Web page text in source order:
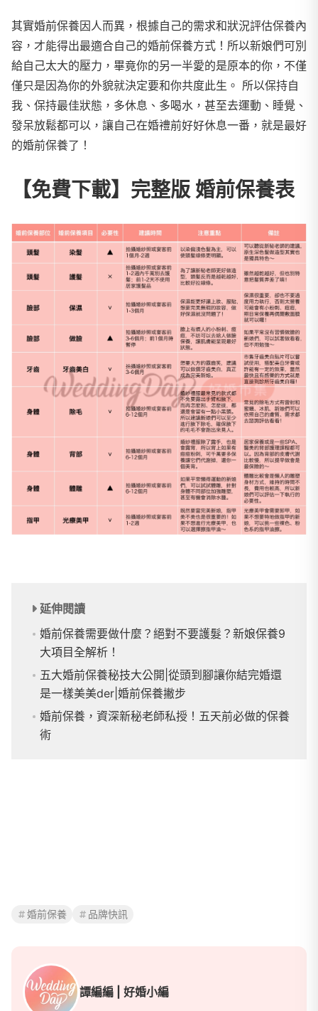
其實婚前保養因人而異，根據自己的需求和狀況評估保養內
容，才能得出最適合自己的婚前保養方式！所以新娘們可別
給自己太大的壓力，畢竟你的另一半愛的是原本的你，不僅
僅只是因為你的外貌就決定要和你共度此生。 所以保持自
我、保持最佳狀態，多休息、多喝水，甚至去運動、睡覺、
發呆放鬆都可以，讓自己在婚禮前好好休息一番，就是最好
的婚前保養了！
【免費下載】完整版 婚前保養表
延伸閱讀
婚前保養需要做什麼？絕對不要護髮？新娘保養9
大項目全解析！
五大婚前保養秘技大公開|從頭到腳讓你結完婚還
是一樣美美der|婚前保養撇步
婚前保養，資深新秘老師私授！五天前必做的保養
術
婚前保養 品牌快訊
譚編編 | 好婚小編